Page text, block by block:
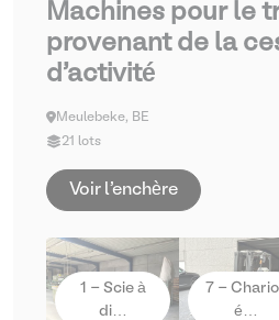
Machines pour le
provenant de la
d'activité
Meulebeke, BE
21 lots
Voir l'enchère
1 - Scie à
di…
7 -
é…